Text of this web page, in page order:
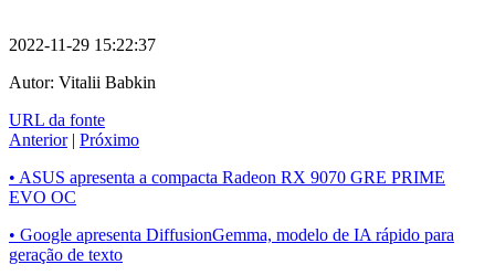
2022-11-29 15:22:37
Autor: Vitalii Babkin
URL da fonte
Anterior| Próximo
• ASUS apresenta a compacta Radeon RX 9070 GRE PRIME
EVO OC
• Google apresenta DiffusionGemma, modelo de IA rápido para
geração de texto